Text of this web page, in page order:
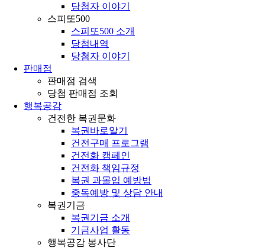
당첨자 이야기
스피또500
스피또500 소개
당첨내역
당첨자 이야기
판매점
판매점 검색
당첨 판매점 조회
행복공감
건전한 복권문화
복권바로알기
건전구매 프로그램
건전화 캠페인
건전화 책임규정
복권 과몰입 예방법
중독예방 및 상담 안내
복권기금
복권기금 소개
기금사업 활동
행복공감 봉사단